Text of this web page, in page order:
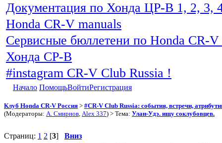
Документация по Хонда ЦР-В 1, 2, 3,
Honda CR-V manuals
Сервисные бюллетени по Honda CR-
Хонда СР-В
#instagram CR-V Club Russia !
Начало ПомощьВойтиРегистрация
Клуб Honda CR-V Россия > #CR-V Club Russia: события, встречи,
(Модераторы: А. Смирнов Alex 337) > Тема: Улан-Удэ. ищу соклубовцев.
Страниц: 1 2 [3] Вниз